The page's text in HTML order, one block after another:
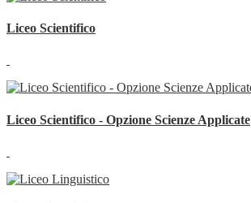
Liceo Scientifico
Liceo Scientifico - Opzione Scienze Applicate